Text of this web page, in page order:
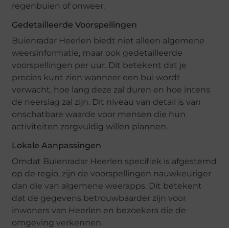
regenbuien of onweer.
Gedetailleerde Voorspellingen
Buienradar Heerlen biedt niet alleen algemene
weersinformatie, maar ook gedetailleerde
voorspellingen per uur. Dit betekent dat je
precies kunt zien wanneer een bui wordt
verwacht, hoe lang deze zal duren en hoe intens
de neerslag zal zijn. Dit niveau van detail is van
onschatbare waarde voor mensen die hun
activiteiten zorgvuldig willen plannen.
Lokale Aanpassingen
Omdat Buienradar Heerlen specifiek is afgestemd
op de regio, zijn de voorspellingen nauwkeuriger
dan die van algemene weerapps. Dit betekent
dat de gegevens betrouwbaarder zijn voor
inwoners van Heerlen en bezoekers die de
omgeving verkennen.